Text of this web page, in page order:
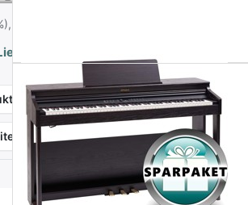
5-8 Tage
Vergleichen